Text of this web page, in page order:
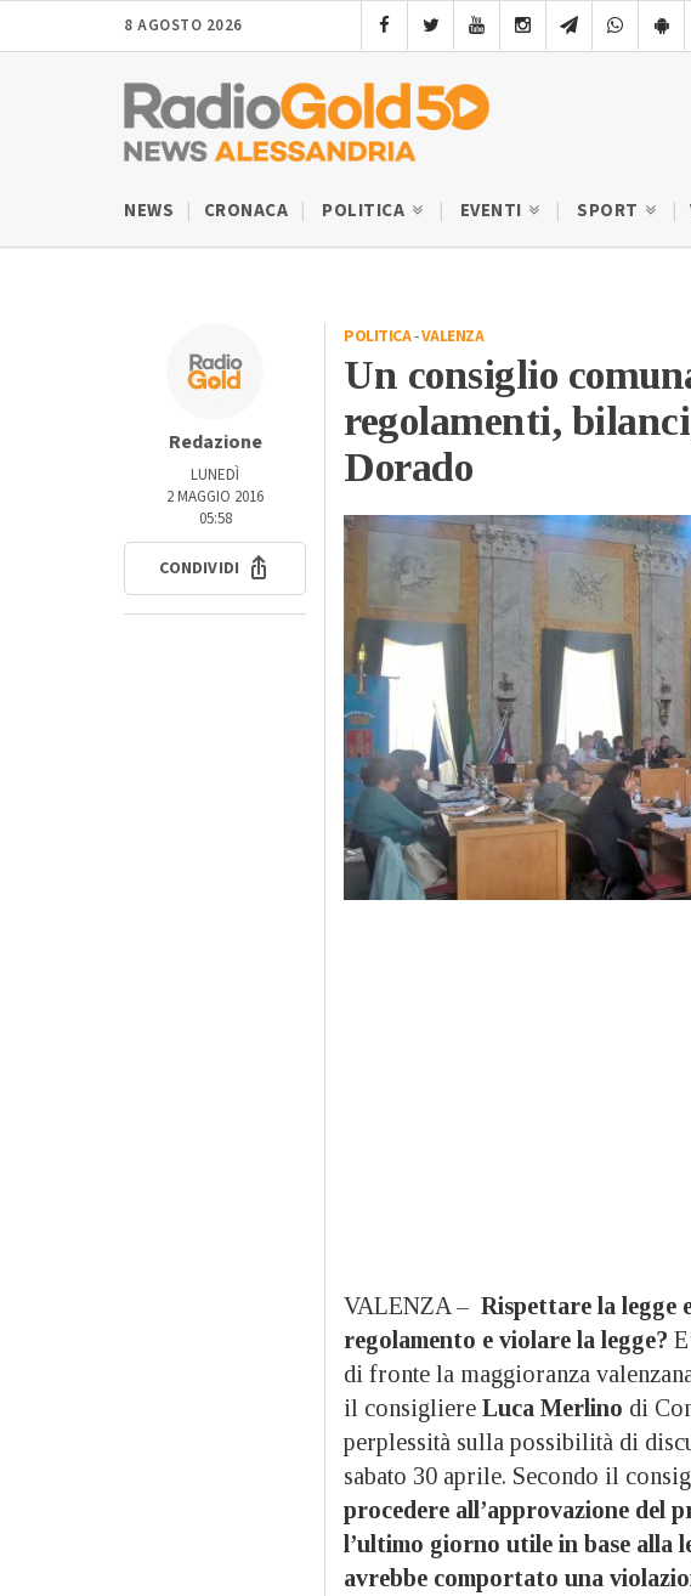
8 AGOSTO 2026
NEWS CRONACA POLITICA EVENTI SPORT
Redazione
LUNEDÌ
2 MAGGIO 2016
05:58
CONDIVIDI
POLITICA-VALENZA
Un consiglio
regolamenti,
Dorado
VALENZA – Rispettare la legge
regolamento e violare la legge?
di fronte la maggioranza
il consigliere Luca Merlino di
perplessità sulla possibilità di
sabato 30 aprile. Secondo il
procedere all’approvazione del
l’ultimo giorno utile in base alla
avrebbe comportato una